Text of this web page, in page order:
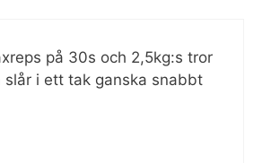
på 30s och 2,5kg:s tror
slår i ett tak ganska snabbt